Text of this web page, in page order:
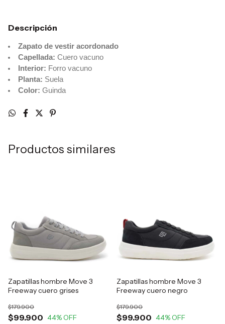
Descripción
Zapato de vestir acordonado
Capellada: Cuero vacuno
Interior: Forro vacuno
Planta: Suela
Color: Guinda
Productos similares
Zapatillas hombre Move 3
Freeway cuero grises
$99.900
$179.900
44% OFF
Zapatillas hombre Move 3
Freeway cuero negro
$99.900
$179.900
44% OFF